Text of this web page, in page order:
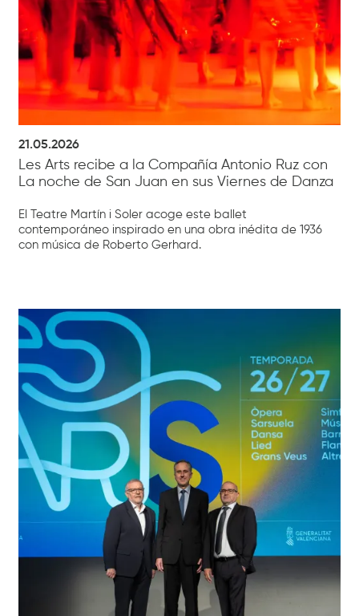
21.05.2026
Les Arts recibe a la Compañía Antonio Ruz con
La noche de San Juan en sus Viernes de Danza
El Teatre Martín i Soler acoge este ballet
contemporáneo inspirado en una obra inédita de 1936
con música de Roberto Gerhard.